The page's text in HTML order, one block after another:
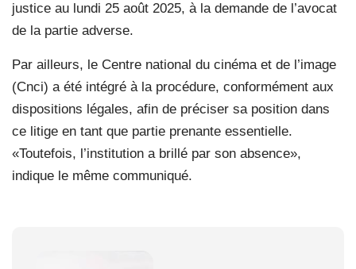
justice au lundi 25 août 2025, à la demande de l’avocat
de la partie adverse.
Par ailleurs, le Centre national du cinéma et de l’image
(Cnci) a été intégré à la procédure, conformément aux
dispositions légales, afin de préciser sa position dans
ce litige en tant que partie prenante essentielle.
«Toutefois, l’institution a brillé par son absence»,
indique le même communiqué.